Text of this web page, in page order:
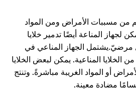
من مسببات الأمراض ومن المواد
لجهاز المناعة أيضًا تدمير خلايا
مرضيّ.يشتمل الجهاز المناعي في
الخلايا المناعية. يمكن لبعض الخلايا
أو المواد الغريبة مباشرةً. وتنتج
مضادة معينة.